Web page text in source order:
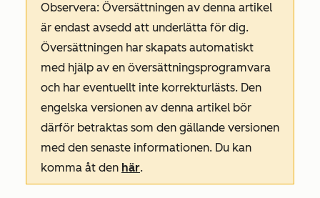
Observera: Översättningen av denna artikel
är endast avsedd att underlätta för dig.
Översättningen har skapats automatiskt
med hjälp av en översättningsprogramvara
och har eventuellt inte korrekturlästs. Den
engelska versionen av denna artikel bör
därför betraktas som den gällande versionen
med den senaste informationen. Du kan
komma åt den här.